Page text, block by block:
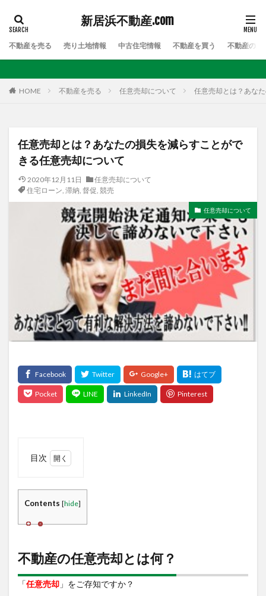
新居浜不動産.com
不動産を売る 売り土地情報 中古住宅情報 不動産を買う 不動産のお
HOME 不動産を売る 任意売却について 任意売却とは？あな
任意売却とは？あなたの損失を減らすことがで
きる任意売却について
2020年12月11日
任意売却について
住宅ローン, 滞納, 督促, 競売
任意売却について
目次
任意
とは
2
の不
動産
Contents [hide]
不動産の任意売却とは何？
「任意売却 」をご存知ですか？